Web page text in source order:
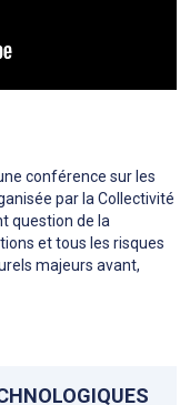
conférence sur les
par la Collectivité
question de la
et tous les risques
majeurs avant,